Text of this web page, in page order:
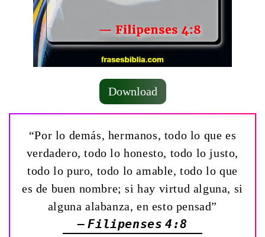
Download
“Por lo demás, hermanos, todo lo que es
verdadero, todo lo honesto, todo lo justo,
todo lo puro, todo lo amable, todo lo que
es de buen nombre; si hay virtud alguna, si
alguna alabanza, en esto pensad”
— Filipenses 4:8